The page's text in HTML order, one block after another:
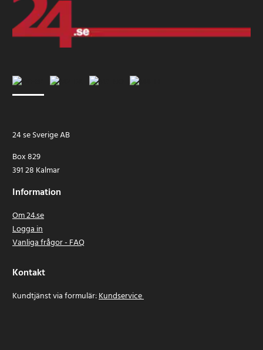
24 se Sverige AB
Box 829
391 28 Kalmar
Information
Om 24.se
Logga in
Vanliga frågor - FAQ
Kontakt
Kundtjänst via formulär:Kundservice